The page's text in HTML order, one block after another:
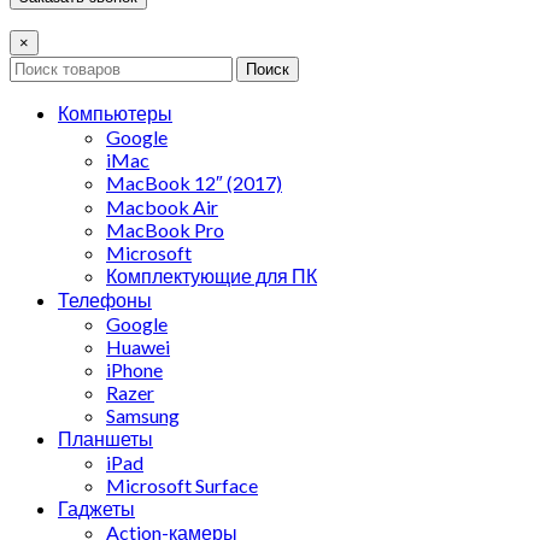
×
Поиск
Компьютеры
Google
iMac
MacBook 12″ (2017)
Macbook Air
MacBook Pro
Microsoft
Комплектующие для ПК
Телефоны
Google
Huawei
iPhone
Razer
Samsung
Планшеты
iPad
Microsoft Surface
Гаджеты
Action-камеры